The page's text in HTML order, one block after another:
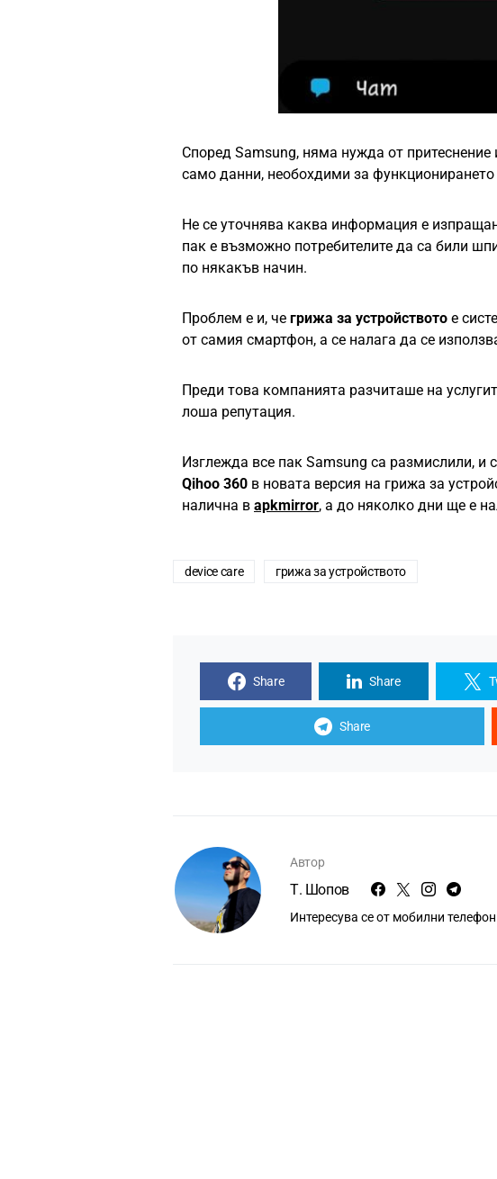
Според Samsung, няма нужда от
само данни, необохдими за
Не се уточнява каква информация е
пак е възможно потребителите да са били
по някакъв начин.
Проблем е и, че грижа за устройството е
от самия смартфон, а се налага да се
Преди това компанията разчиташе на
лоша репутация.
Изглежда все пак Samsung са размислили, и
Qihoo 360 в новата версия на грижа за
налична в apkmirror, а до няколко дни ще е
device care грижа за устройството
Share Share
Share
Автор
Т. Шопов
Интересува се от мобилни